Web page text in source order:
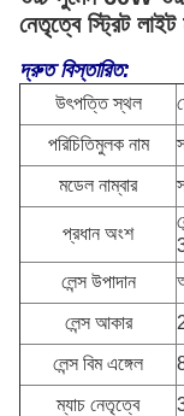
নেতৃত্বে স্ট্রিট
দ্রুত বিস্তারিত:
উৎপত্তি স্থল
পরিচিতিমুলক নাম
মডেল নাম্বার
প্রধান অংশ
লেন্স উপাদান
লেন্স আকার
লেন্স বিম এঙ্গেল
ম্যাচ নেতৃত্বে